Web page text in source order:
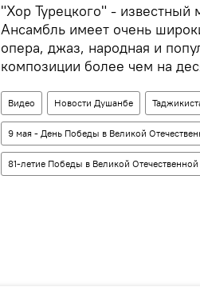
"Хор Турецкого" - известный
Ансамбль имеет очень
опера, джаз, народная и
композиции более чем на
Видео Новости Душанбе
9 мая - День Победы в Великой
81-летие Победы в Великой